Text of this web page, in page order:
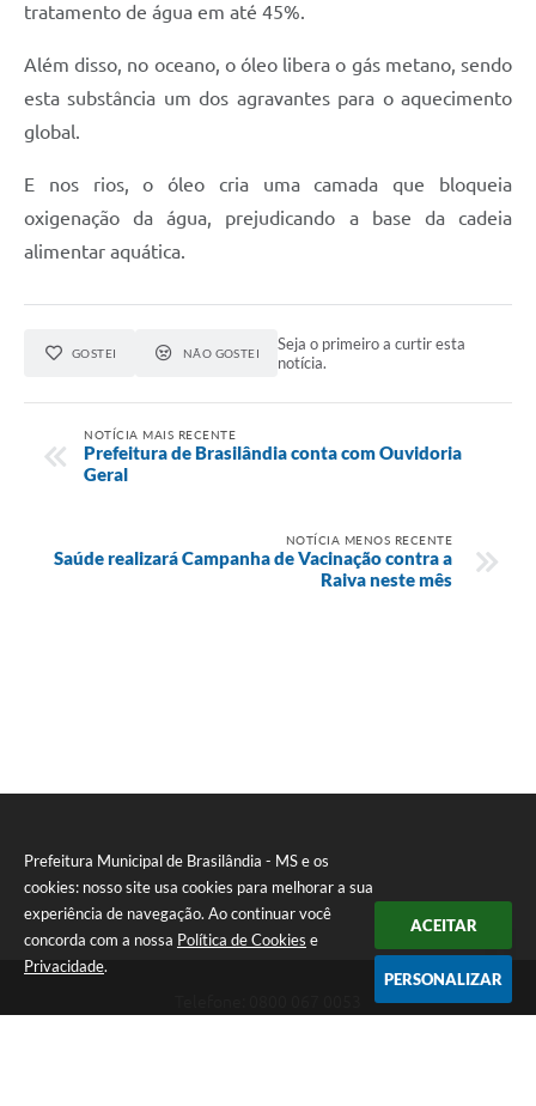
Prefeitura Municipal de Brasilândia - MS e os
cookies: nosso site usa cookies para melhorar a sua
experiência de navegação. Ao continuar você
concorda com a nossa Política de Cookies e
Privacidade.
ACEITAR
PERSONALIZAR
tratamento de água em até 45%.
Além disso, no oceano, o óleo libera o gás metano, sendo
esta substância um dos agravantes para o aquecimento
global.
E nos rios, o óleo cria uma camada que bloqueia
oxigenação da água, prejudicando a base da cadeia
alimentar aquática.
GOSTEI NÃO GOSTEI
Seja o primeiro a curtir esta
notícia.
NOTÍCIA MAIS RECENTE
Prefeitura de Brasilândia conta com Ouvidoria
Geral
NOTÍCIA MENOS RECENTE
Saúde realizará Campanha de Vacinação contra a
Raiva neste mês